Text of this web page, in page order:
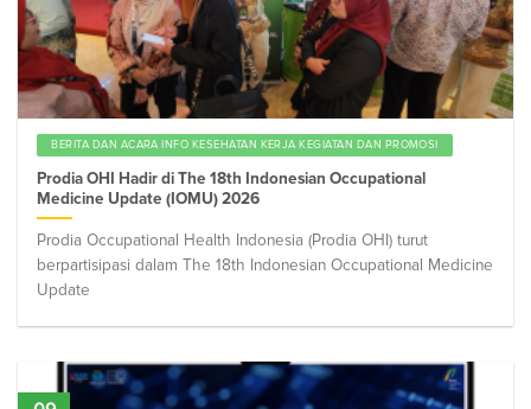
BERITA DAN ACARA INFO KESEHATAN KERJA KEGIATAN DAN PROMOSI
Prodia OHI Hadir di The 18th Indonesian Occupational
Medicine Update (IOMU) 2026
Prodia Occupational Health Indonesia (Prodia OHI) turut
berpartisipasi dalam The 18th Indonesian Occupational Medicine
Update